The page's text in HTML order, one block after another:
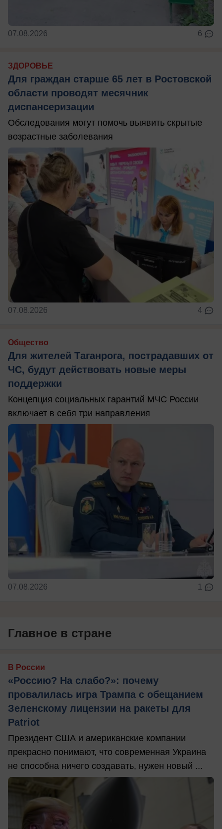
07.08.2026 6
ЗДОРОВЬЕ
Для граждан старше 65 лет в Ростовской
области проводят месячник
диспансеризации
Обследования могут помочь выявить скрытые
возрастные заболевания
07.08.2026 4
Общество
Для жителей Таганрога, пострадавших от
ЧС, будут действовать новые меры
поддержки
Концепция социальных гарантий МЧС России
включает в себя три направления
07.08.2026 1
Главное в стране
В России
«Россию? На слабо?»: почему
провалилась игра Трампа с обещанием
Зеленскому лицензии на ракеты для
Patriot
Президент США и американские компании
прекрасно понимают, что современная Украина
не способна ничего создавать, нужен новый ...